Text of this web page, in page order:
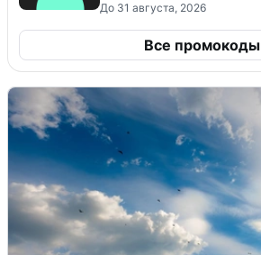
До 31 августа, 2026
Все промокоды